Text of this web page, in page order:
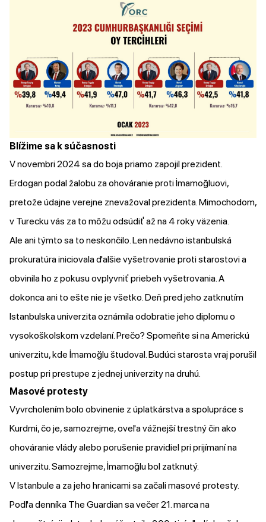
Blížime sa k súčasnosti
V novembri 2024 sa do boja priamo zapojil prezident.
Erdogan podal žalobu za ohováranie proti İmamoğluovi,
pretože údajne verejne znevažoval prezidenta. Mimochodom,
v Turecku vás za to môžu odsúdiť až na 4 roky väzenia.
Ale ani týmto sa to neskončilo. Len nedávno istanbulská
prokuratúra iniciovala ďalšie vyšetrovanie proti starostovi a
obvinila ho z pokusu ovplyvniť priebeh vyšetrovania. A
dokonca ani to ešte nie je všetko. Deň pred jeho zatknutím
Istanbulska univerzita oznámila odobratie jeho diplomu o
vysokoškolskom vzdelaní. Prečo? Spomeňte si na Americkú
univerzitu, kde İmamoğlu študoval. Budúci starosta vraj porušil
postup pri prestupe z jednej univerzity na druhú.
Masové protesty
Vyvrcholením bolo obvinenie z úplatkárstva a spolupráce s
Kurdmi, čo je, samozrejme, oveľa vážnejší trestný čin ako
ohováranie vlády alebo porušenie pravidiel pri prijímaní na
univerzitu. Samozrejme, İmamoğlu bol zatknutý.
V Istanbule a za jeho hranicami sa začali masové protesty.
Podľadenníka The Guardian sa večer 21. marca na